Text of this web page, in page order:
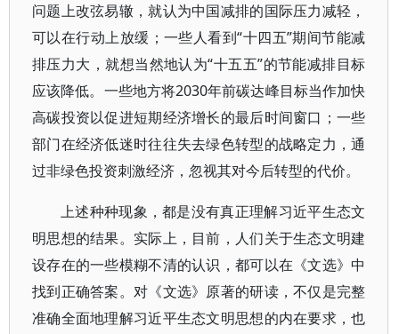
问题上改弦易辙，就认为中国减排的国际压力减轻，
可以在行动上放缓；一些人看到“十四五”期间节能减
排压力大，就想当然地认为“十五五”的节能减排目标
应该降低。一些地方将2030年前碳达峰目标当作加快
高碳投资以促进短期经济增长的最后时间窗口；一些
部门在经济低迷时往往失去绿色转型的战略定力，通
过非绿色投资刺激经济，忽视其对今后转型的代价。
上述种种现象，都是没有真正理解习近平生态文
明思想的结果。实际上，目前，人们关于生态文明建
设存在的一些模糊不清的认识，都可以在《文选》中
找到正确答案。对《文选》原著的研读，不仅是完整
准确全面地理解习近平生态文明思想的内在要求，也